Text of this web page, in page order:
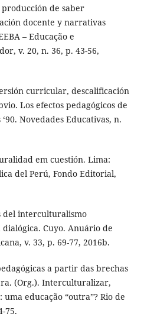
de saber
docente y narrativas
– Educação e
v. 20, n. 36, p. 43-56,
curricular, descalificación
Los efectos pedagógicos de
Novedades Educativas, n.
em cuestión. Lima:
del Perú, Fondo Editorial,
del interculturalismo
Cuyo. Anuário de
v. 33, p. 69-77, 2016b.
a partir das brechas
(Org.). Interculturalizar,
educação “outra”? Rio de
75.